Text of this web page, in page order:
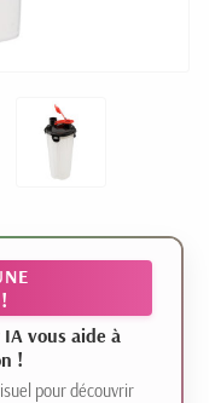
IA vous aide à
!
pour découvrir